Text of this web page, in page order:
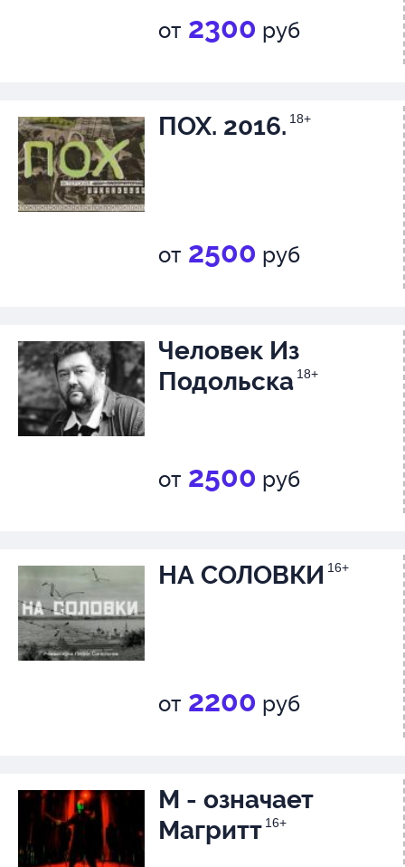
от 2300 руб
ПОХ. 2016. 18+
от 2500 руб
Человек Из
Подольска 18+
от 2500 руб
НА СОЛОВКИ 16+
от 2200 руб
М - означает
Магритт 16+